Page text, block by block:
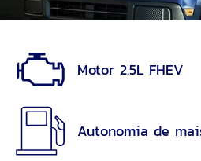
Motor 2.5L FHEV
Autonomia de